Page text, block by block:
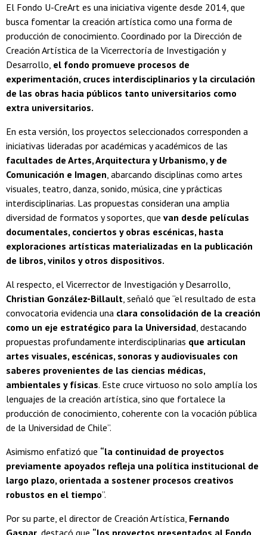
El Fondo U-CreArt es una iniciativa vigente desde 2014, que
busca fomentar la creación artística como una forma de
producción de conocimiento. Coordinado por la Dirección de
Creación Artística de la Vicerrectoría de Investigación y
Desarrollo, el fondo promueve procesos de
experimentación, cruces interdisciplinarios y la circulación
de las obras hacia públicos tanto universitarios como
extra universitarios.
En esta versión, los proyectos seleccionados corresponden a
iniciativas lideradas por académicas y académicos de las
facultades de Artes, Arquitectura y Urbanismo, y de
Comunicación e Imagen, abarcando disciplinas como artes
visuales, teatro, danza, sonido, música, cine y prácticas
interdisciplinarias. Las propuestas consideran una amplia
diversidad de formatos y soportes, que van desde películas
documentales, conciertos y obras escénicas, hasta
exploraciones artísticas materializadas en la publicación
de libros, vinilos y otros dispositivos.
Al respecto, el Vicerrector de Investigación y Desarrollo,
Christian González-Billault, señaló que “el resultado de esta
convocatoria evidencia una clara consolidación de la creación
como un eje estratégico para la Universidad, destacando
propuestas profundamente interdisciplinarias que articulan
artes visuales, escénicas, sonoras y audiovisuales con
saberes provenientes de las ciencias médicas,
ambientales y físicas. Este cruce virtuoso no solo amplía los
lenguajes de la creación artística, sino que fortalece la
producción de conocimiento, coherente con la vocación pública
de la Universidad de Chile”.
Asimismo enfatizó que “la continuidad de proyectos
previamente apoyados refleja una política institucional de
largo plazo, orientada a sostener procesos creativos
robustos en el tiempo”.
Por su parte, el director de Creación Artística, Fernando